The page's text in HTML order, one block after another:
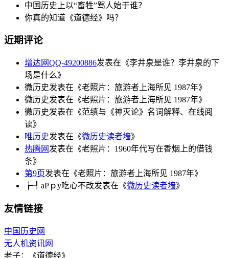
中国历史上以“畜牲”骂人始于谁？
你真的知道《道德经》吗？
近期评论
增达网QQ-49200886发表在《李井泉是谁？李井泉的下
场是什么》
微历史发表在《老照片：旅游者上海所见 1987年》
微历史发表在《老照片：旅游者上海所见 1987年》
微历史发表在《范缜与《神灭论》名词解释、在线阅
读》
唯历史发表在《微历史读者墙》
热腾网 发表在《老照片：1960年代写在香烟上的借钱
条》
第9页发表在《老照片：旅游者上海所见 1987年》
┢┦aΡｐy吃心不改发表在《微历史读者墙》
友情链接
中国历史网
无人机资讯网
老子：《道德经》